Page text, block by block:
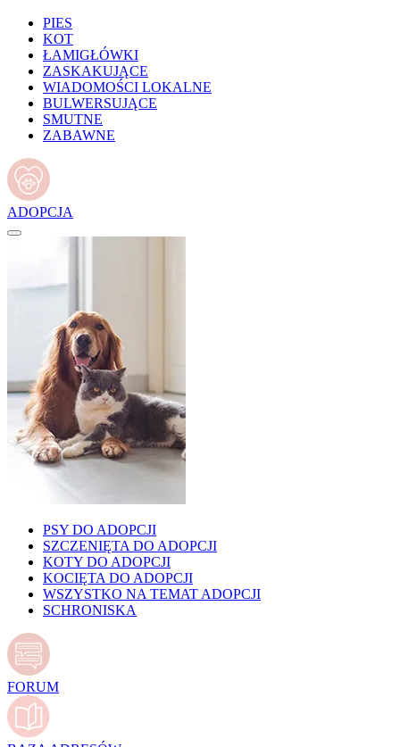
PIES
KOT
ŁAMIGŁÓWKI
ZASKAKUJĄCE
WIADOMOŚCI LOKALNE
BULWERSUJĄCE
SMUTNE
ZABAWNE
ADOPCJA
PSY DO ADOPCJI
SZCZENIĘTA DO ADOPCJI
KOTY DO ADOPCJI
KOCIĘTA DO ADOPCJI
WSZYSTKO NA TEMAT ADOPCJI
SCHRONISKA
FORUM